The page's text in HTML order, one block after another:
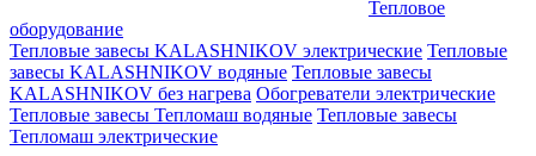
Тепловое
оборудование
Тепловые завесы KALASHNIKOV электрические Тепловые
завесы KALASHNIKOV водяные Тепловые завесы
KALASHNIKOV без нагрева Обогреватели электрические
Тепловые завесы Тепломаш водяные Тепловые завесы
Тепломаш электрические